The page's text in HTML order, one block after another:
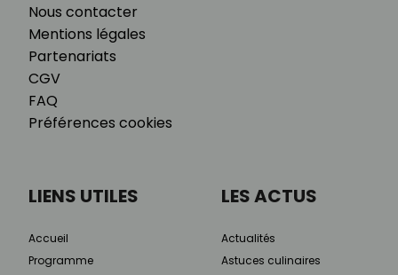
Nous contacter
Mentions légales
Partenariats
CGV
FAQ
Préférences cookies
LIENS UTILES
Accueil
Programme
LES ACTUS
Actualités
Astuces culinaires